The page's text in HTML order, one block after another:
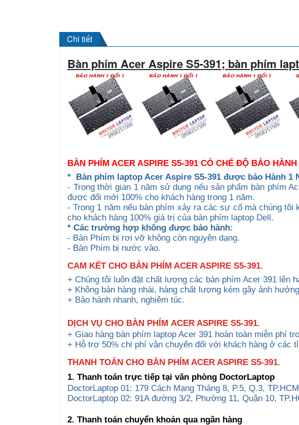
Chi tiết
Bàn phím Acer Aspire S5-391; bàn phím
BÀN PHÍM ACER ASPIRE S5-391 CÓ CHẾ ĐỘ BẢO HÀNH
* Bàn phím laptop Acer Aspire S5-391 được bảo Hành 1
- Trong thời gian 1 năm sử dụng nếu sản phẩm bàn phím
được đổi mới 100% cho khách hàng trong 1 năm.
- Trong 1 năm nếu bàn phím xảy ra các sự cố mà chúng
cho khách hàng 100% giá trị của bàn phím laptop Dell.
* Các trường hợp không được bảo hành:
- Bàn Phím bị rơi vỡ không còn nguyên dạng.
- Bàn Phím bị nước vào.
CAM KẾT CHO BÀN PHÍM ACER ASPIRE S5-391.
+ Chúng tôi luôn đặt chất lượng các bàn phím Acer 391 lên
+ Không bán hàng nhái, hàng chất lượng kém gây ảnh
+ Bảo hành nhanh, nghiêm túc.
DỊCH VỤ CHO BÀN PHÍM ACER ASPIRE S5-391.
+ Giao hàng bàn phím laptop Acer 391 hoàn toàn miễn phí
+ Hỗ trợ 50% chi phí vận chuyển đối với khách hàng ở các
THANH TOÁN CHO BÀN PHÍM ACER ASPIRE S5-391.
1. Thanh toán trực tiếp tại văn phòng DoctorLaptop
DoctorLaptop 01: 179 Cách Mạng Tháng 8, P.5, Q.3, TP.HCM
DoctorLaptop 02: 91A đường 3/2, Phường 11, Quận 10,
2. Thanh toán chuyển khoản qua ngân hàng